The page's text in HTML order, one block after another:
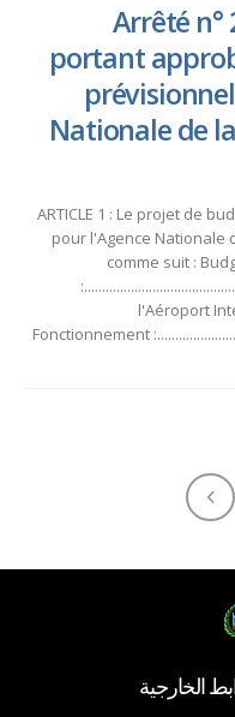
Arrêté n°
portant
prévisionnel
Nationale de
ARTICLE 1 : Le projet de
pour l'Agence Nationale
comme suit :
l'Aéroport
Fonctionnement
الخارجية